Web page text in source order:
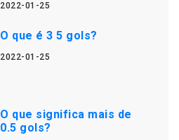
2022-01-25
O que é 3 5 gols?
2022-01-25
O que significa mais de
0.5 gols?